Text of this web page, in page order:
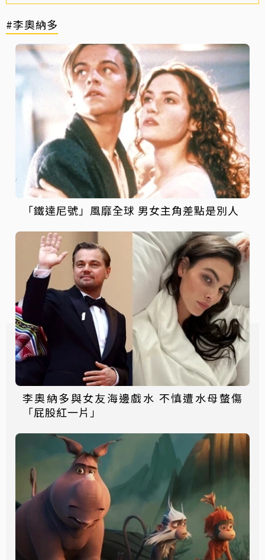
#李奧納多
「鐵達尼號」風靡全球 男女主角差點是別人
李奧納多與女友海邊戲水 不慎遭水母螫傷
「屁股紅一片」